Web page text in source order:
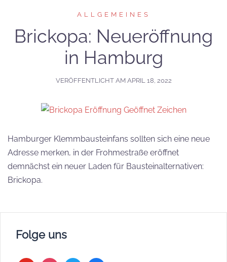
ALLGEMEINES
Brickopa: Neueröffnung
in Hamburg
VERÖFFENTLICHT AM APRIL 18, 2022
Hamburger Klemmbausteinfans sollten sich eine neue
Adresse merken, in der Frohmestraße eröffnet
demnächst ein neuer Laden für Bausteinalternativen:
Brickopa.
Folge uns